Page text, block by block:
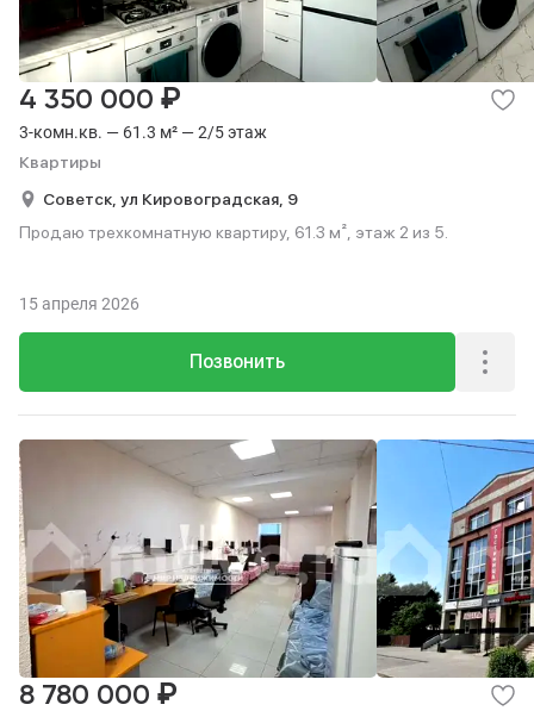
3-комн.кв. — 61.3 м² — 2/5 этаж
Квартиры
4 350 000 ₽
Советск, ул Кировоградская, 9
Продаю трехкомнатную квартиру, 61.3 м², этаж 2 из 5.
Позвонить
15 апреля 2026
8 780 000 ₽